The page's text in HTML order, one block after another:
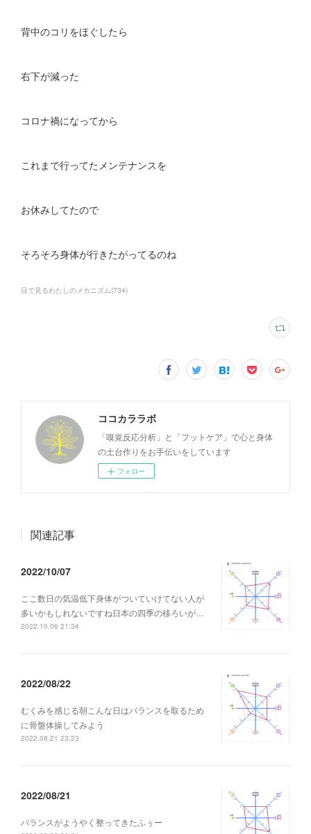
背中のコリをほぐしたら
右下が減った
コロナ禍になってから
これまで行ってたメンテナンスを
お休みしてたので
そろそろ身体が行きたがってるのね
目で見るわたしのメカニズム(734)
ココカララボ
「嗅覚反応分析」と「フットケア」で心と身体
の土台作りをお手伝いをしています
フォロー
関連記事
2022/10/07
ここ数日の気温低下身体がついていけてない人が
多いかもしれないですね日本の四季の移ろいが…
2022.10.06 21:34
2022/08/22
むくみを感じる朝こんな日はバランスを取るため
に骨盤体操してみよう
2022.08.21 23:23
2022/08/21
バランスがようやく整ってきたふぅー